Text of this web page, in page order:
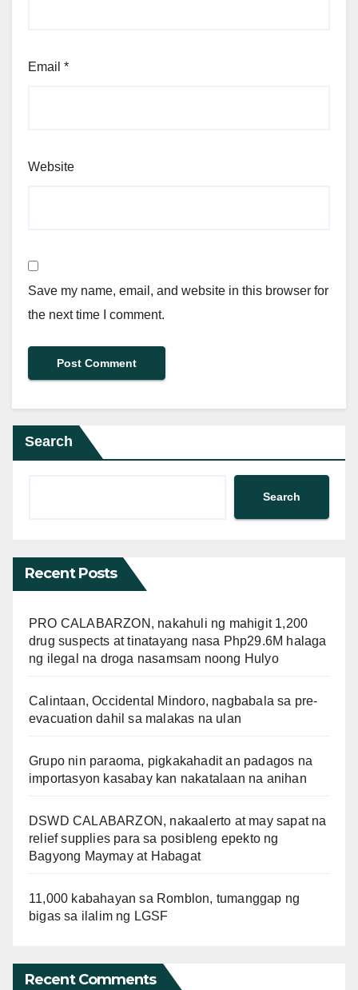
Email *
Website
Save my name, email, and website in this browser for
the next time I comment.
Search
Search
Recent Posts
PRO CALABARZON, nakahuli ng mahigit 1,200
drug suspects at tinatayang nasa Php29.6M halaga
ng ilegal na droga nasamsam noong Hulyo
Calintaan, Occidental Mindoro, nagbabala sa pre-
evacuation dahil sa malakas na ulan
Grupo nin paraoma, pigkakahadit an padagos na
importasyon kasabay kan nakatalaan na anihan
DSWD CALABARZON, nakaalerto at may sapat na
relief supplies para sa posibleng epekto ng
Bagyong Maymay at Habagat
11,000 kabahayan sa Romblon, tumanggap ng
bigas sa ilalim ng LGSF
Recent Comments